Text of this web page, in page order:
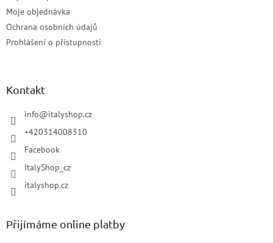
Moje objednávka
Ochrana osobních údajů
Prohlášení o přístupnosti
Kontakt
info@italyshop.cz
+420314008310
Facebook
ItalyShop_cz
italyshop.cz
Přijímáme online platby